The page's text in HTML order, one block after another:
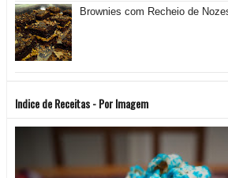
Brownies com Recheio de
Indice de Receitas - Por Imagem